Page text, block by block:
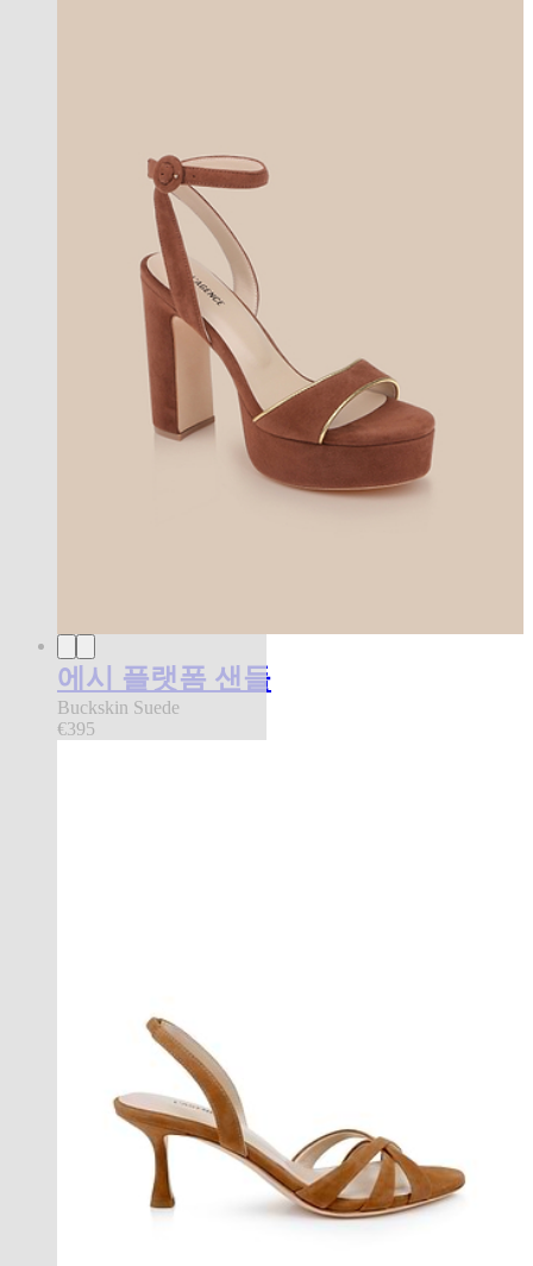
에시 플랫폼 샌들
Buckskin Suede
€395